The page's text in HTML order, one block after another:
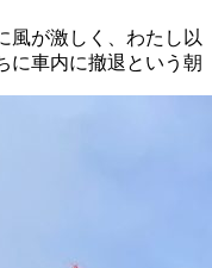
風が激しく、わたし以
に車内に撤退という朝